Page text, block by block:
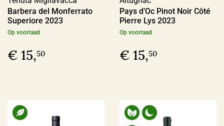
Barbera del Monferrato
Superiore 2023
Op voorraad
€ 15,50
Pays d’Oc Pinot Noir Côté
Pierre Lys 2023
Op voorraad
€ 15,50